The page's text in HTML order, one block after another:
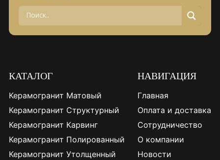
КАТАЛОГ
Керамогранит Матовый
Керамогранит Структурный
Керамогранит Карвинг
Керамогранит Полированный
Керамогранит Утолщенный
НАВИГАЦИЯ
Главная
Оплата и доставка
Сотрудничество
О компании
Новости